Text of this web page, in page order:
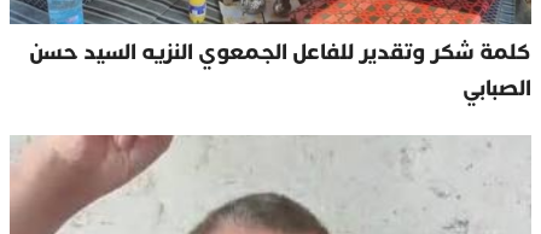
كلمة شكر وتقدير للفاعل الجمعوي النزيه السيد حسن
الصبابي